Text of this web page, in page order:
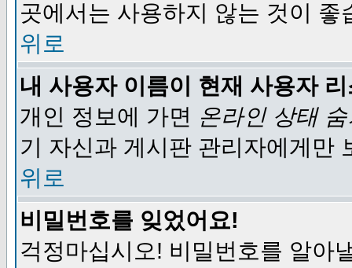
곳에서는 사용하지 않는 것이 좋
위로
내 사용자 이름이 현재 사용자
개인 정보에 가면 온라인 상태
기 자신과 게시판 관리자에게만
위로
비밀번호를 잊었어요!
걱정마십시오! 비밀번호를 알아